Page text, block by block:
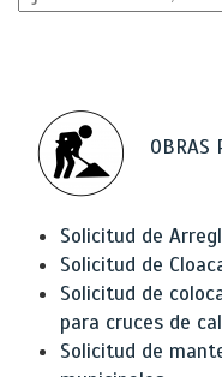
OBRAS
Solicitud de
Solicitud de
Solicitud de
para cruces de
Solicitud de